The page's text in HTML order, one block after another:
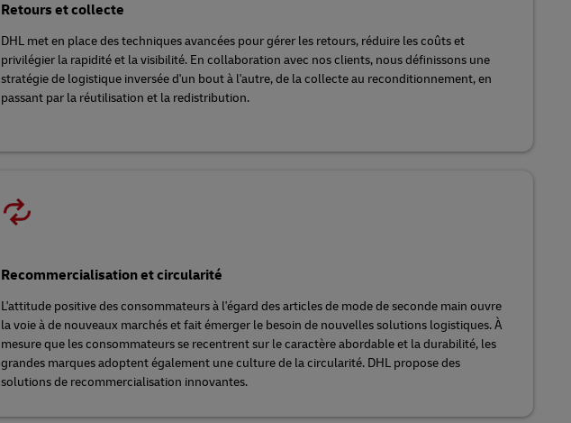
Retours et collecte
DHL met en place des techniques avancées pour gérer les retours, réduire les coûts et
privilégier la rapidité et la visibilité. En collaboration avec nos clients, nous définissons une
stratégie de logistique inversée d'un bout à l'autre, de la collecte au reconditionnement, en
passant par la réutilisation et la redistribution.
Recommercialisation et circularité
L'attitude positive des consommateurs à l'égard des articles de mode de seconde main ouvre
la voie à de nouveaux marchés et fait émerger le besoin de nouvelles solutions logistiques. À
mesure que les consommateurs se recentrent sur le caractère abordable et la durabilité, les
grandes marques adoptent également une culture de la circularité. DHL propose des
solutions de recommercialisation innovantes.